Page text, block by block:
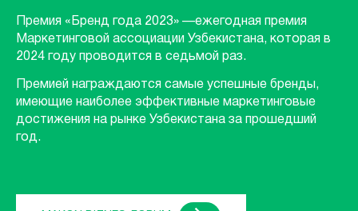
Премия «Бренд года 2023» —ежегодная премия
Маркетинговой ассоциации Узбекистана, которая в
2024 году проводится в седьмой раз.
Премией награждаются самые успешные бренды,
имеющие наиболее эффективные маркетинговые
достижения на рынке Узбекистана за прошедший
год.